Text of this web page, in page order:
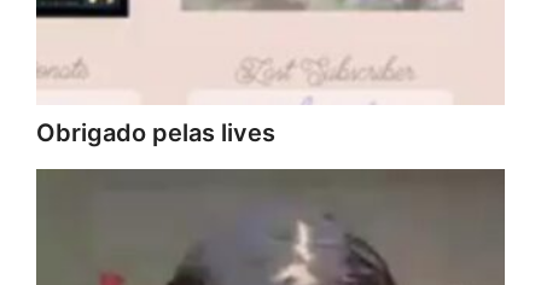
Obrigado pelas lives